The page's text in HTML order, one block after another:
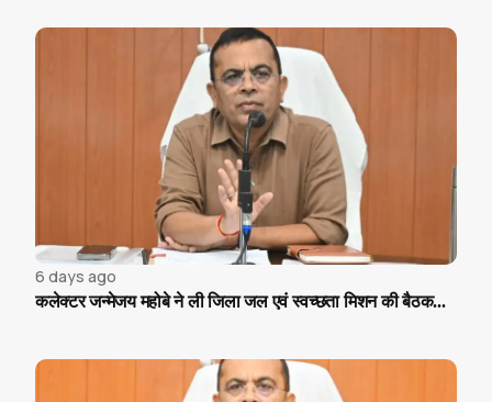
6 days ago
कलेक्टर जन्मेजय महोबे ने ली जिला जल एवं स्वच्छता मिशन की बैठक...